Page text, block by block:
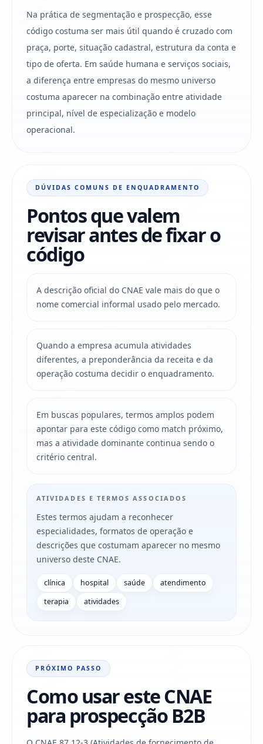
Na prática de segmentação e prospecção, esse
código costuma ser mais útil quando é cruzado com
praça, porte, situação cadastral, estrutura da conta e
tipo de oferta. Em saúde humana e serviços sociais,
a diferença entre empresas do mesmo universo
costuma aparecer na combinação entre atividade
principal, nível de especialização e modelo
operacional.
DÚVIDAS COMUNS DE ENQUADRAMENTO
Pontos que valem
revisar antes de fixar o
código
A descrição oficial do CNAE vale mais do que o
nome comercial informal usado pelo mercado.
Quando a empresa acumula atividades
diferentes, a preponderância da receita e da
operação costuma decidir o enquadramento.
Em buscas populares, termos amplos podem
apontar para este código como match próximo,
mas a atividade dominante continua sendo o
critério central.
ATIVIDADES E TERMOS ASSOCIADOS
Estes termos ajudam a reconhecer
especialidades, formatos de operação e
descrições que costumam aparecer no mesmo
universo deste CNAE.
clínica hospital saúde
atendimento
terapia
atividades
PRÓXIMO PASSO
Como usar este CNAE
para prospecção B2B